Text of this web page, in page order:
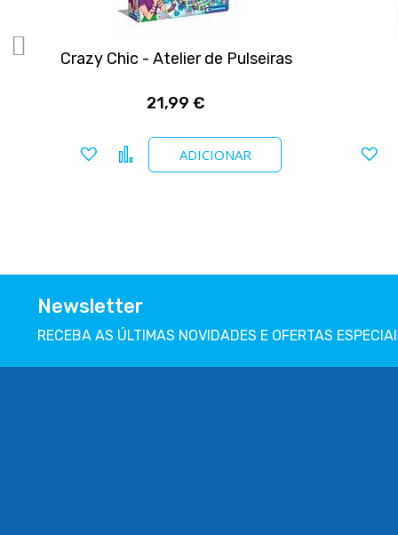
Crazy Chic - Atelier de Pulseiras
21,99 €
ADICIONAR
Adicionar a favoritos
Comparar
Newsletter
RECEBA AS ÚLTIMAS NOVIDADES E OFERTAS